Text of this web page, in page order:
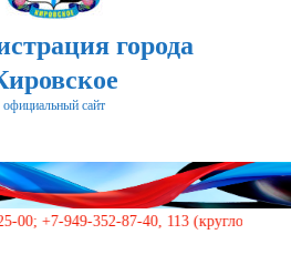
города
официальный сайт
for:
352-87-40, 113 (круглосуточно)